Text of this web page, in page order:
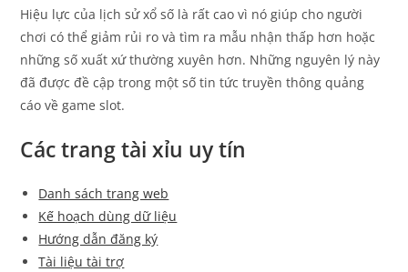
Hiệu lực của lịch sử xổ số là rất cao vì nó giúp cho người
chơi có thể giảm rủi ro và tìm ra mẫu nhận thấp hơn hoặc
những số xuất xứ thường xuyên hơn. Những nguyên lý này
đã được đề cập trong một số tin tức truyền thông quảng
cáo về game slot.
Các trang tài xỉu uy tín
Danh sách trang web
Kế hoạch dùng dữ liệu
Hướng dẫn đăng ký
Tài liệu tài trợ